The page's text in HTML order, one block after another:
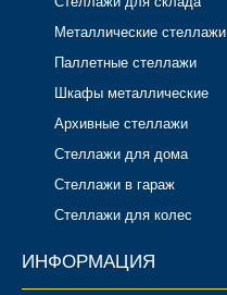
Металлические стеллажи
Паллетные стеллажи
Шкафы металлические
Архивные стеллажи
Стеллажи для дома
Стеллажи в гараж
Стеллажи для колес
ИНФОРМАЦИЯ